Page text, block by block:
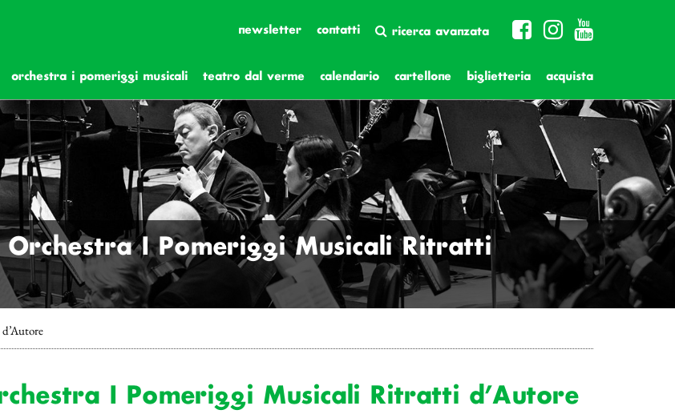
newsletter contatti ricerca avanzata
orchestra i pomeriggi musicali teatro dal verme calendario cartellone biglietteria acquista
Orchestra I Pomeriggi Musicali Ritratti
I Pomeriggi Musicali Ritratti d’Autore